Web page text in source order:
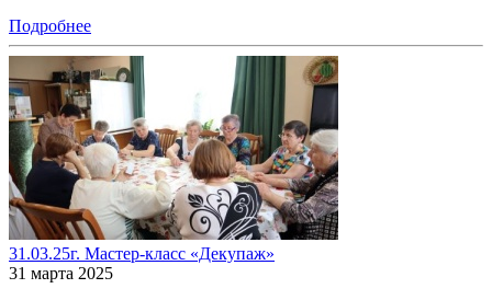
Подробнее
31.03.25г. Мастер-класс «Декупаж»
31 марта 2025